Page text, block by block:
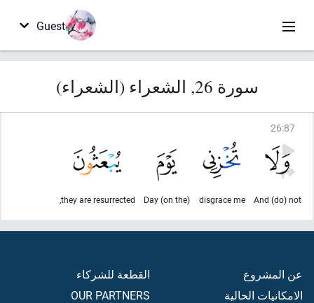
Guest
سورة 26, الشعراء (الشعراء)
26:87
And (do) not
disgrace me
(on the) Day
they are resurrected,
عن المشروع
الامكانيات الحالية
القطعة للشركاء
OUR PARTNERS